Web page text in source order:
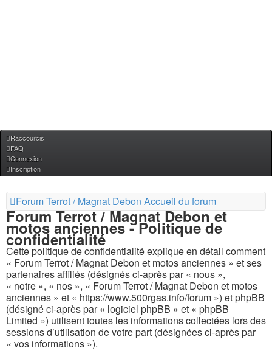
Raccourcis
FAQ
Connexion
Inscription
Forum Terrot / Magnat Debon Accueil du forum
Forum Terrot / Magnat Debon et
motos anciennes - Politique de
confidentialité
Cette politique de confidentialité explique en détail comment
« Forum Terrot / Magnat Debon et motos anciennes » et ses
partenaires affiliés (désignés ci-après par « nous »,
« notre », « nos », « Forum Terrot / Magnat Debon et motos
anciennes » et « https://www.500rgas.info/forum ») et phpBB
(désigné ci-après par « logiciel phpBB » et « phpBB
Limited ») utilisent toutes les informations collectées lors des
sessions d’utilisation de votre part (désignées ci-après par
« vos informations »).